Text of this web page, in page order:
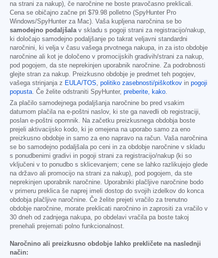
na strani za nakup), če naročnine ne boste pravočasno preklicali.
Cena se običajno začne pri $79.98 polletno (SpyHunter Pro
Windows/SpyHunter za Mac). Vaša kupljena naročnina se bo
samodejno podaljšalav skladu s pogoji strani za registracijo/nakup,
ki določajo samodejno podaljšanje po takrat veljavni standardni
naročnini, ki velja v času vašega prvotnega nakupa, in za isto obdobje
naročnine ali kot je določeno v promocijskih gradivih/strani za nakup,
pod pogojem, da ste neprekinjen uporabnik naročnine. Za podrobnosti
glejte stran za nakup. Preizkusno obdobje je predmet teh pogojev,
vašega strinjanja z EULA/TOS, politiko zasebnosti/piškotkov in pogoji
popusta. Če želite odstraniti SpyHunter, preberite, kako.
Za plačilo samodejnega podaljšanja naročnine bo pred vsakim
datumom plačila na e-poštni naslov, ki ste ga navedli ob registraciji,
poslan e-poštni opomnik. Na začetku preizkusnega obdobja boste
prejeli aktivacijsko kodo, ki je omejena na uporabo samo za eno
preizkusno obdobje in samo za eno napravo na račun. Vaša naročnina
se bo samodejno podaljšala po ceni in za obdobje naročnine v skladu
s ponudbenimi gradivi in pogoji strani za registracijo/nakup (ki so
vključeni v to ponudbo s sklicevanjem; cene se lahko razlikujejo glede
na državo ali promocijo na strani za nakup), pod pogojem, da ste
neprekinjen uporabnik naročnine. Uporabniki plačljive naročnine bodo
v primeru preklica še naprej imeli dostop do svojih izdelkov do konca
obdobja plačljive naročnine. Če želite prejeti vračilo za trenutno
obdobje naročnine, morate preklicati naročnino in zaprositi za vračilo v
30 dneh od zadnjega nakupa, po obdelavi vračila pa boste takoj
prenehali prejemati polno funkcionalnost.
Naročnino ali preizkusno obdobje lahko prekličete na naslednji
način: